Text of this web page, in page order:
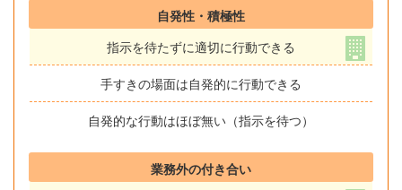
自発性・積極性
指示を待たずに適切に行動できる
手すきの場面は自発的に行動できる
自発的な行動はほぼ無い（指示を待つ）
業務外の付き合い